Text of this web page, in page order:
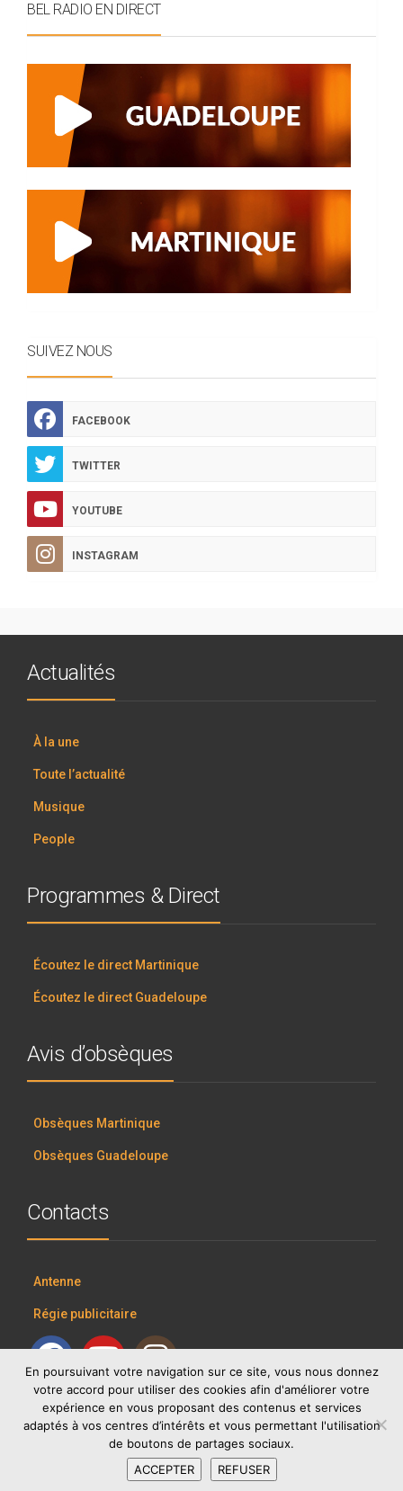
BEL RADIO EN DIRECT
SUIVEZ NOUS
FACEBOOK
TWITTER
YOUTUBE
INSTAGRAM
Actualités
À la une
Toute l’actualité
Musique
People
Programmes & Direct
Écoutez le direct Martinique
Écoutez le direct Guadeloupe
Avis d’obsèques
Obsèques Martinique
Obsèques Guadeloupe
Contacts
Antenne
Régie publicitaire
RCI GROUP
En poursuivant votre navigation sur ce site, vous nous donnez
votre accord pour utiliser des cookies afin d'améliorer votre
expérience en vous proposant des contenus et services
adaptés à vos centres d’intérêts et vous permettant l'utilisation
de boutons de partages sociaux.
ACCEPTER
REFUSER